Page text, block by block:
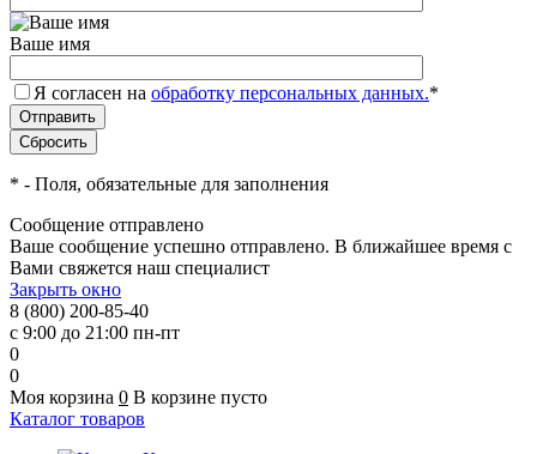
Ваше имя
Я согласен на обработку персональных данных.*
* - Поля, обязательные для заполнения
Сообщение отправлено
Ваше сообщение успешно отправлено. В ближайшее время с
Вами свяжется наш специалист
Закрыть окно
8 (800) 200-85-40
с 9:00 до 21:00 пн-пт
0
0
Моя корзина 0 В корзине пусто
Каталог товаров